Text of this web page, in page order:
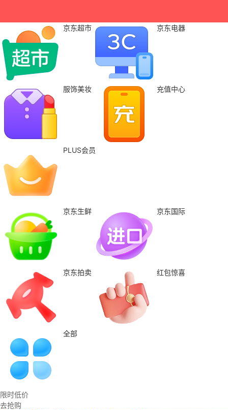
京东超市 京东电器
服饰美妆 充值中心
PLUS会员
京东生鲜 京东国际
京东拍卖 红包惊喜
全部
限时低价
去抢购